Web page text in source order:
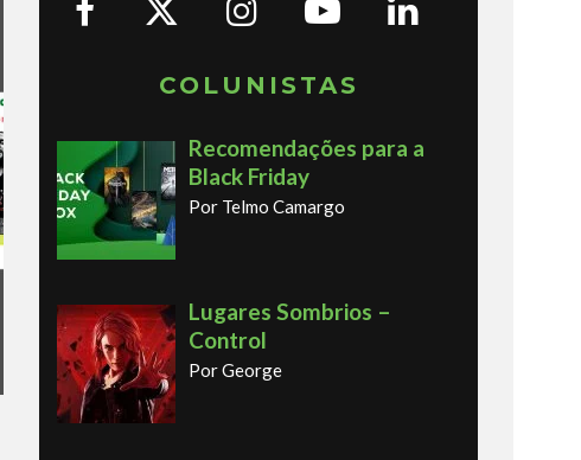
COLUNISTAS
Recomendações para a
Black Friday
Por Telmo Camargo
Lugares Sombrios –
Control
Por George